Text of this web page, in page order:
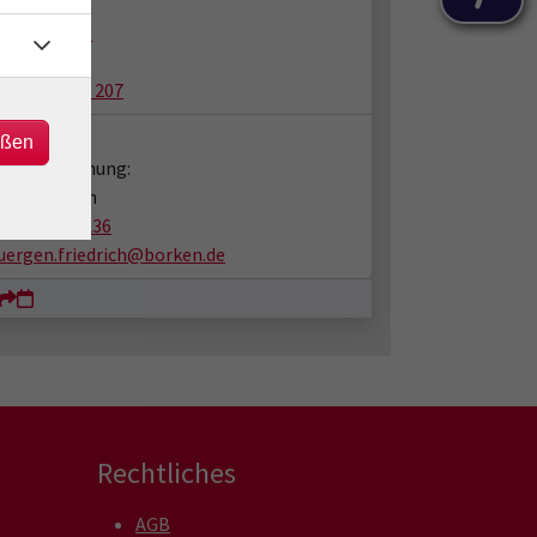
207
zur Buchung:
Friedrich
02861/939-236
Rechtliches
AGB